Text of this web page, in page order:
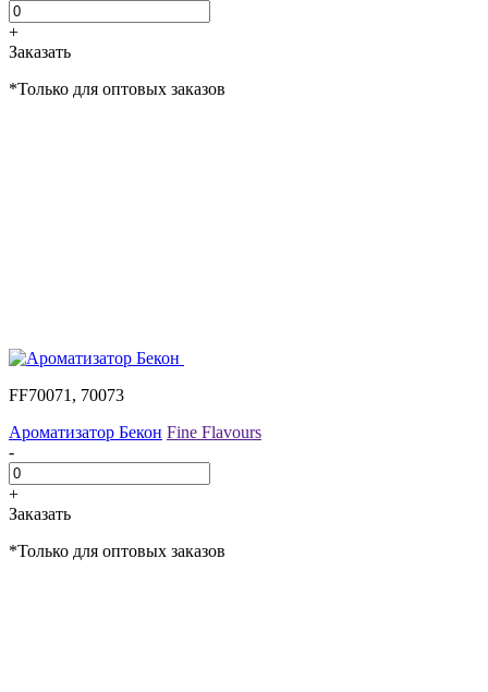
+
Заказать
*Только для оптовых заказов
FF70071, 70073
Ароматизатор Бекон Fine Flavours
-
+
Заказать
*Только для оптовых заказов